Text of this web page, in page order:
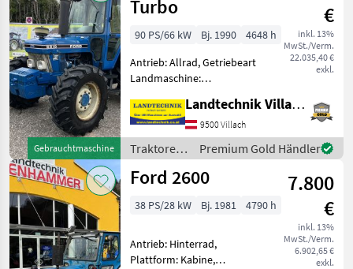
Gebrauchtmaschine
Turbo
€
inkl. 13%
MwSt./Verm.
22.035,40 €
exkl.
90 PS/66 kW Bj. 1990
4648 h
Antrieb: Allrad, Getriebeart
Landmaschine:
Plattform: Kabine,
Zapfwellendrehzahl: 540,
Höchstgeschwindigkeit in
km/h: 30 km/h, Aufladung:
Turbolader, O
Landtechnik Villach GmbH
9500 Villach
Traktoren
/ Ford
Premium Gold Händler
Ford 2600
7.800
€
inkl. 13%
MwSt./Verm.
6.902,65 €
exkl.
38 PS/28 kW Bj. 1981 4790 h
Antrieb: Hinterrad,
Plattform: Kabine,